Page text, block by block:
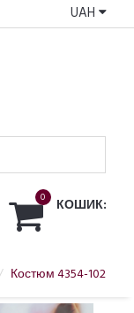
UAH
0 КОШИК:
Костюм 4354-102